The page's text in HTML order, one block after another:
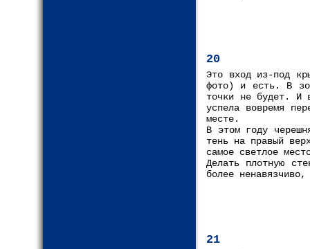
20
Это вход из-под
фото) и есть. В
точки не будет. И
успела вовремя
месте.
В этом году
тень на правый
самое светлое
Делать плотную
более
21